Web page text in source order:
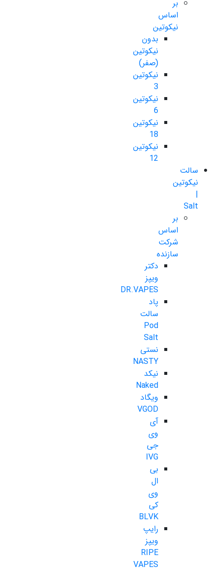
بر
اساس
نیکوتین
بدون
نیکوتین
(صفر)
نیکوتین
3
نیکوتین
6
نیکوتین
18
نیکوتین
12
سالت
نیکوتین
|
Salt
بر
اساس
شرکت
سازنده
دکتر
ویپز
DR.VAPES
پاد
سالت
Pod
Salt
نستی
NASTY
نیکد
Naked
ویگاد
VGOD
آی
وی
جی
IVG
بی
ال
وی
کی
BLVK
رایپ
ویپز
RIPE
VAPES